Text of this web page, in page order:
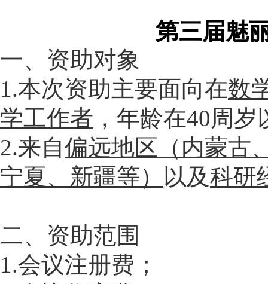
第三届魅
一、资助对象
1.本次资助主要面向在数
学工作者 ，年龄在40周
2.来自偏远地区（内蒙古
宁夏、新疆等） 以及科研
二、资助范围
1.会议注册费；